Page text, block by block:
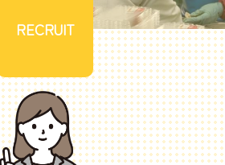
RECRUIT